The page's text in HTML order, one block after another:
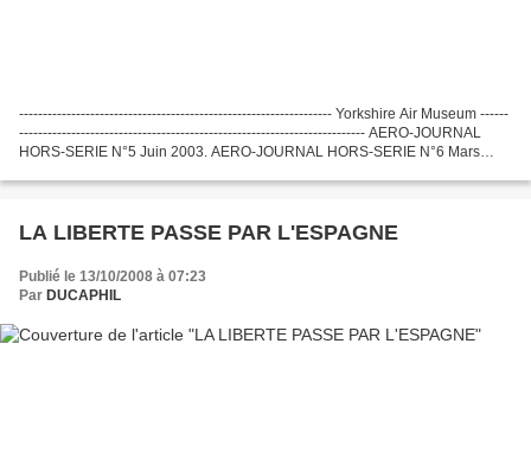
------------------------------------------------------------------ Yorkshire Air Museum ------
------------------------------------------------------------------------- AERO-JOURNAL
HORS-SERIE N°5 Juin 2003. AERO-JOURNAL HORS-SERIE N°6 Mars
LA LIBERTE PASSE PAR L'ESPAGNE
Publié le 13/10/2008 à 07:23
Par DUCAPHIL